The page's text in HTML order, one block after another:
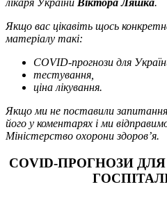
Якщо вас цікавіть щось
матеріалу такі:
COVID-прогнози для
тестування,
ціна лікування.
Якщо ми не поставили
його у коментарях і ми
Міністерство охорони здоров’я.
COVID-ПРОГНОЗИ